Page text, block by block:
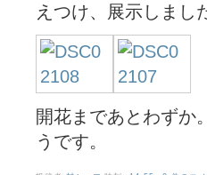
えつけ、展示しまし
開花まであとわずか
うです。